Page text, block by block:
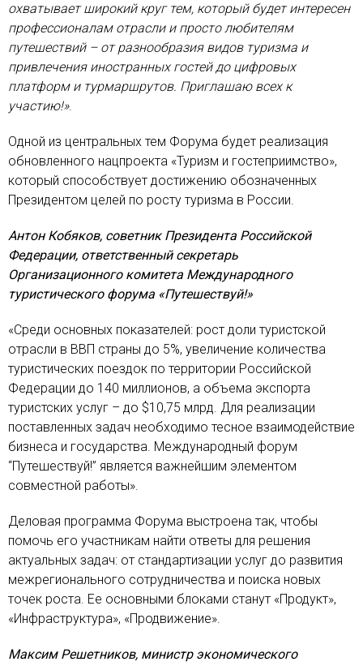
охватывает широкий круг тем, который будет интересен
профессионалам отрасли и просто любителям
путешествий – от разнообразия видов туризма и
привлечения иностранных гостей до цифровых
платформ и турмаршрутов. Приглашаю всех к
участию!».
Одной из центральных тем Форума будет реализация
обновленного нацпроекта «Туризм и гостеприимство»,
который способствует достижению обозначенных
Президентом целей по росту туризма в России.
Антон Кобяков, советник Президента Российской
Федерации, ответственный секретарь
Организационного комитета Международного
туристического форума «Путешествуй!»
«Среди основных показателей: рост доли туристской
отрасли в ВВП страны до 5%, увеличение количества
туристических поездок по территории Российской
Федерации до 140 миллионов, а объема экспорта
туристских услуг – до $10,75 млрд. Для реализации
поставленных задач необходимо тесное взаимодействие
бизнеса и государства. Международный форум
“Путешествуй!” является важнейшим элементом
совместной работы».
Деловая программа Форума выстроена так, чтобы
помочь его участникам найти ответы для решения
актуальных задач: от стандартизации услуг до развития
межрегионального сотрудничества и поиска новых
точек роста. Ее основными блоками станут «Продукт»,
«Инфраструктура», «Продвижение».
Максим Решетников, министр экономического